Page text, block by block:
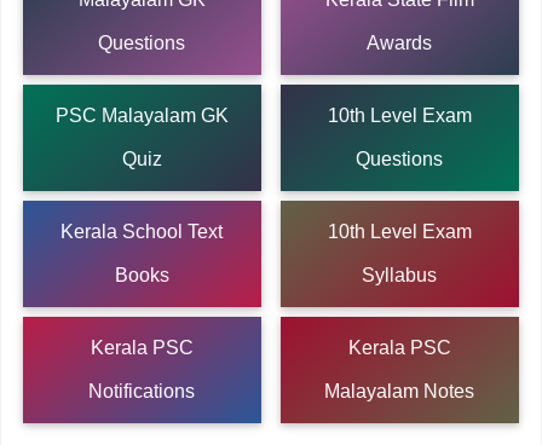
Questions Awards
PSC Malayalam GK
Quiz
10th Level Exam
Questions
Kerala School Text
Books
10th Level Exam
Syllabus
Kerala PSC
Notifications
Kerala PSC
Malayalam Notes